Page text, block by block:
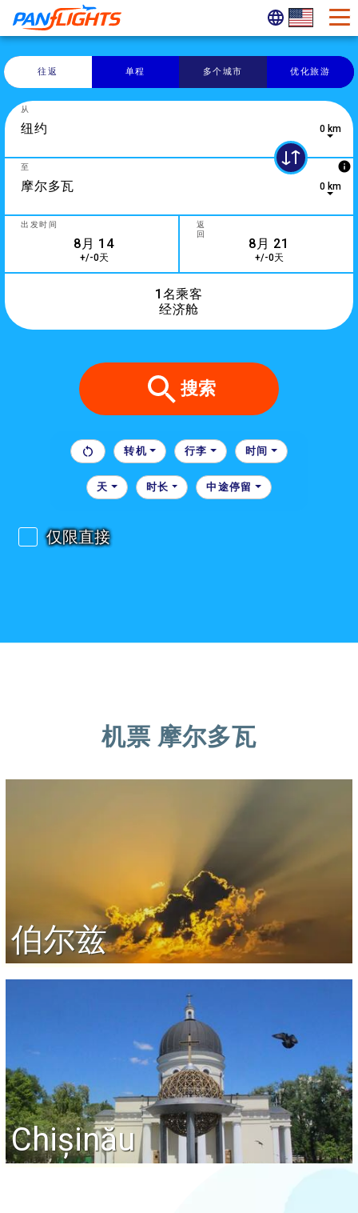
往返 单程 多个城市 优化旅游
0 results are available, use up and down arrow keys to
从
0 km
5 results are available, use up and down arrow keys to
至 info
0 km
出发时间
+/-0天
返
回
+/-0天
1名乘客
经济舱
搜索
转机 行李 时间
天 时长 中途停留
仅限直接
机票 摩尔多瓦
伯尔兹
Chișinău